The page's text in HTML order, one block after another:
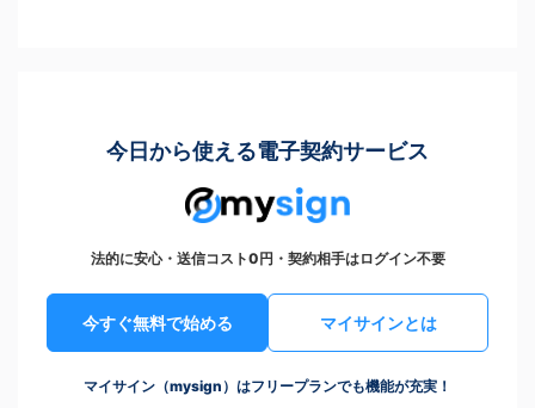
今日から使える電子契約サービス
法的に安心・送信コスト0円・契約相手はログイン不要
今すぐ無料で始める マイサインとは
マイサイン（mysign）はフリープランでも機能が充実！